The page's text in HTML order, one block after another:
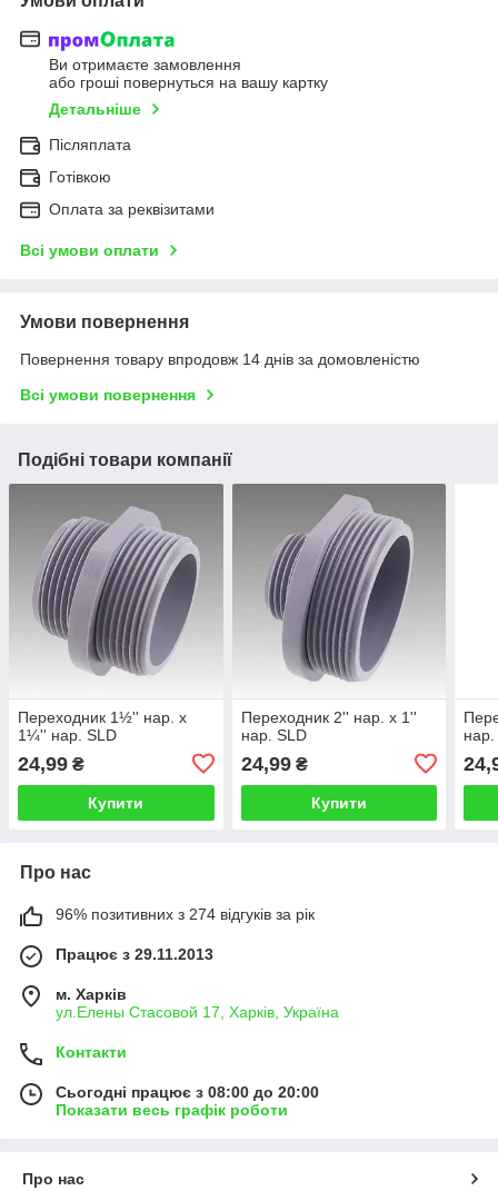
Ви отримаєте замовлення
або гроші повернуться на вашу картку
Детальніше
Післяплата
Готівкою
Оплата за реквізитами
Всі умови оплати
Умови повернення
Повернення товару впродовж 14 днів за домовленістю
Всі умови повернення
Подібні товари компанії
Переходник 1½'' нар. x
1¼'' нар. SLD
24,99 ₴
Купити
Переходник 2'' нар. x 1''
нар. SLD
24,99₴
Купити
Про нас
96% позитивних з 274 відгуків за рік
Працює з 29.11.2013
м. Харків
ул.Елены Стасовой 17, Харків, Україна
Контакти
Сьогодні працює з 08:00 до 20:00
Показати весь графік роботи
Про нас